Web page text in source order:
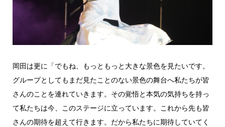
岡田は更に「でもね、もっともっと大きな景色を見たいです。
グループとしてもまだ見たことのない景色の舞台へ私たちが皆
さんのことを連れていきます。その覚悟と本気の気持ちを持っ
て私たちは今、このステージに立っています。これから先も皆
さんの期待を超えて行きます。だから私たちに期待していてく